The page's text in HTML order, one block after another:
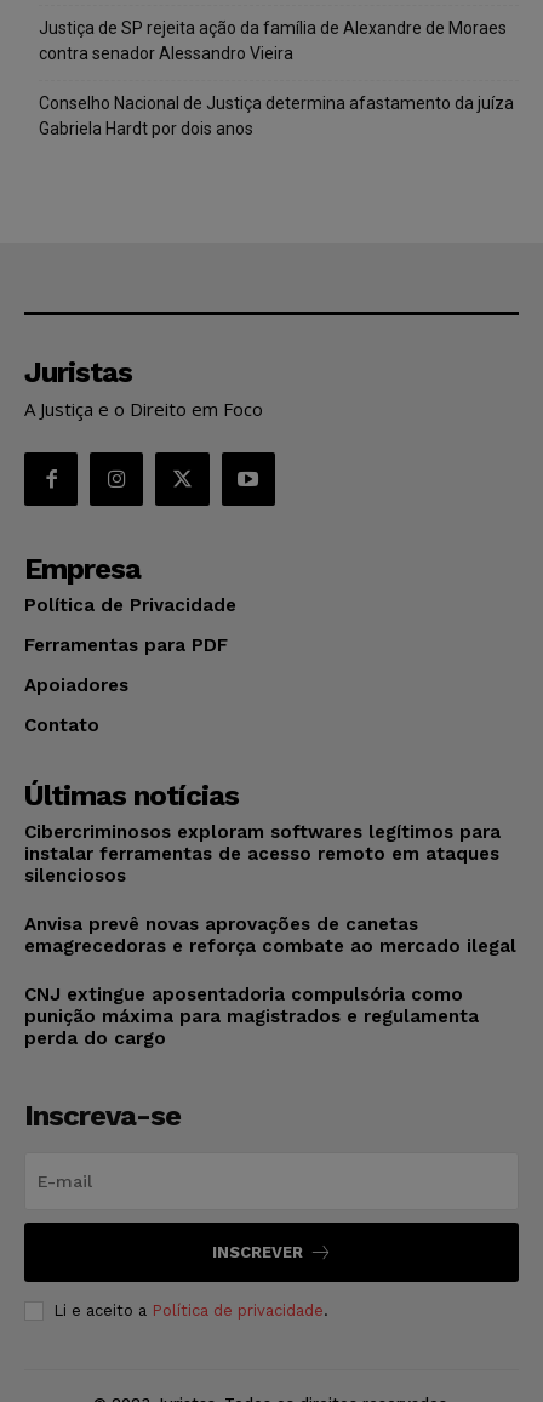
Justiça de SP rejeita ação da família de Alexandre de Moraes
contra senador Alessandro Vieira
Conselho Nacional de Justiça determina afastamento da juíza
Gabriela Hardt por dois anos
Juristas
A Justiça e o Direito em Foco
Empresa
Política de Privacidade
Ferramentas para PDF
Apoiadores
Contato
Últimas notícias
Cibercriminosos exploram softwares legítimos para
instalar ferramentas de acesso remoto em ataques
silenciosos
Anvisa prevê novas aprovações de canetas
emagrecedoras e reforça combate ao mercado ilegal
CNJ extingue aposentadoria compulsória como
punição máxima para magistrados e regulamenta
perda do cargo
Inscreva-se
INSCREVER
Li e aceito a Política de privacidade.